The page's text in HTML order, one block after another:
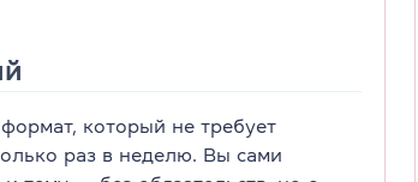
который не требует
раз в неделю. Вы сами